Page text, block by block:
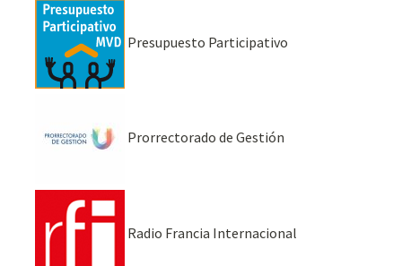
Presupuesto Participativo
Prorrectorado de Gestión
Radio Francia Internacional